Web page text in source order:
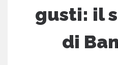
gusti: il
di